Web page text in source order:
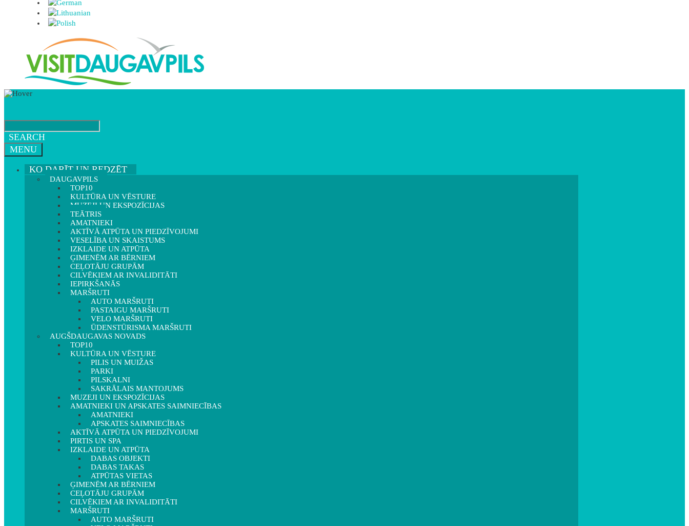
SEARCH
MENU
KO DARĪT UN REDZĒT
DAUGAVPILS
TOP10
KULTŪRA UN VĒSTURE
MUZEJI UN EKSPOZĪCIJAS
TEĀTRIS
AMATNIEKI
AKTĪVĀ ATPŪTA UN PIEDZĪVOJUMI
VESELĪBA UN SKAISTUMS
IZKLAIDE UN ATPŪTA
ĢIMENĒM AR BĒRNIEM
CEĻOTĀJU GRUPĀM
CILVĒKIEM AR INVALIDITĀTI
IEPIRKŠANĀS
MARŠRUTI
AUTO MARŠRUTI
PASTAIGU MARŠRUTI
VELO MARŠRUTI
ŪDENSTŪRISMA MARŠRUTI
AUGŠDAUGAVAS NOVADS
TOP10
KULTŪRA UN VĒSTURE
PILIS UN MUIŽAS
PARKI
PILSKALNI
SAKRĀLAIS MANTOJUMS
MUZEJI UN EKSPOZĪCIJAS
AMATNIEKI UN APSKATES SAIMNIECĪBAS
AMATNIEKI
APSKATES SAIMNIECĪBAS
AKTĪVĀ ATPŪTA UN PIEDZĪVOJUMI
PIRTIS UN SPA
IZKLAIDE UN ATPŪTA
DABAS OBJEKTI
DABAS TAKAS
ATPŪTAS VIETAS
ĢIMENĒM AR BĒRNIEM
CEĻOTĀJU GRUPĀM
CILVĒKIEM AR INVALIDITĀTI
MARŠRUTI
AUTO MARŠRUTI